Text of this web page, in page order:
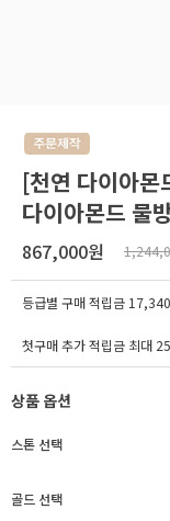
[천연 다이아
다이아몬드 물
867,000원
등급별 구매 적립금 17,340
첫구매 추가 적립금 최대
상품 옵션
스톤 선택
골드 선택